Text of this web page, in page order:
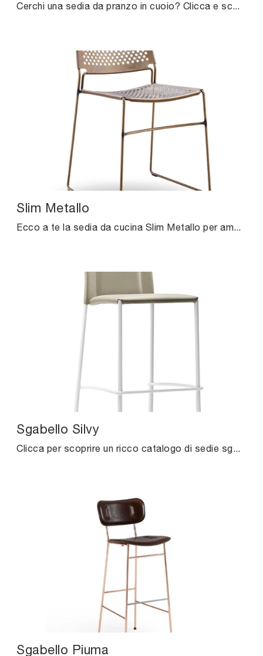
Cerchi una sedia da pranzo in cuoio? Clicca e scopri il modello Slim Cuoio di Midj per completare i tuoi interni al meglio.
Slim Metallo
Ecco a te la sedia da cucina Slim Metallo per ambientazioni moderne, tra le più belle Sedie fisse di Midj.
Sgabello Silvy
Sgabello Piuma